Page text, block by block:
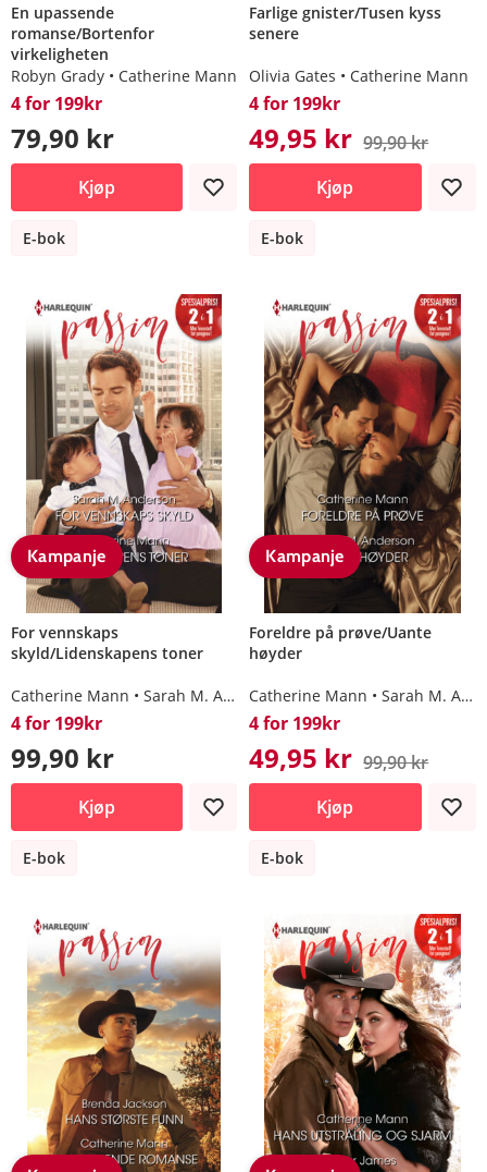
En upassende
romanse/Bortenfor
virkeligheten
Robyn Grady
Catherine Mann
4 for 199kr
79,90 kr
Kjøp
E-bok
Farlige gnister/Tusen kyss
senere
Olivia Gates Catherine Mann
4 for 199kr
49,95 kr 99,90 kr
Kjøp
E-bok
Kampanje
For vennskaps
skyld/Lidenskapens toner
Catherine Mann Sarah M. Anderson
4 for 199kr
99,90 kr
Kjøp
E-bok
Kampanje
Foreldre på prøve/Uante
høyder
Catherine Mann Sarah M. Anderson
4 for 199kr
49,95 kr 99,90 kr
Kjøp
E-bok